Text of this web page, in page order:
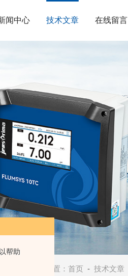
帮助
闻中心 技术文章 在线留言
当前位置：首页 -技术文章